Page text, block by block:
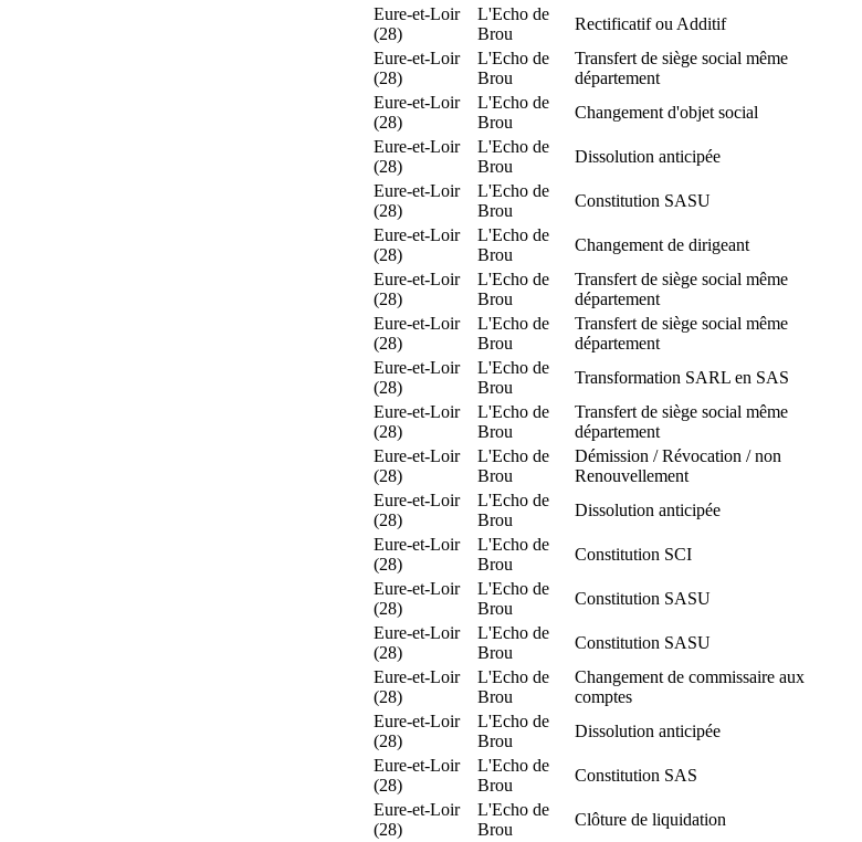
Eure-et-Loir
(28)
L'Echo de
Brou
Rectificatif ou Additif
Eure-et-Loir
(28)
L'Echo de
Brou
Transfert de siège social même
département
Eure-et-Loir
(28)
L'Echo de
Brou
Changement d'objet social
Eure-et-Loir
(28)
L'Echo de
Brou
Dissolution anticipée
Eure-et-Loir
(28)
L'Echo de
Brou
Constitution SASU
Eure-et-Loir
(28)
L'Echo de
Brou
Changement de dirigeant
Eure-et-Loir
(28)
L'Echo de
Brou
Transfert de siège social même
département
Eure-et-Loir
(28)
L'Echo de
Brou
Transfert de siège social même
département
Eure-et-Loir
(28)
L'Echo de
Brou
Transformation SARL en SAS
Eure-et-Loir
(28)
L'Echo de
Brou
Transfert de siège social même
département
Eure-et-Loir
(28)
L'Echo de
Brou
Démission / Révocation / non
Renouvellement
Eure-et-Loir
(28)
L'Echo de
Brou
Dissolution anticipée
Eure-et-Loir
(28)
L'Echo de
Brou
Constitution SCI
Eure-et-Loir
(28)
L'Echo de
Brou
Constitution SASU
Eure-et-Loir
(28)
L'Echo de
Brou
Constitution SASU
Eure-et-Loir
(28)
L'Echo de
Brou
Changement de commissaire aux
comptes
Eure-et-Loir
(28)
L'Echo de
Brou
Dissolution anticipée
Eure-et-Loir
(28)
L'Echo de
Brou
Constitution SAS
Eure-et-Loir
(28)
L'Echo de
Brou
Clôture de liquidation